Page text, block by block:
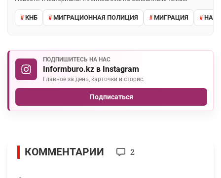
КНБ МИГРАЦИОННАЯ ПОЛИЦИЯ МИГРАЦИЯ
ПОДПИШИТЕСЬ НА НАС
Informburo.kz в Instagram
Главное за день, карточки и сторис.
Подписаться
КОММЕНТАРИИ 2